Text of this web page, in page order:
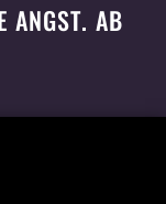
ANGST. AB